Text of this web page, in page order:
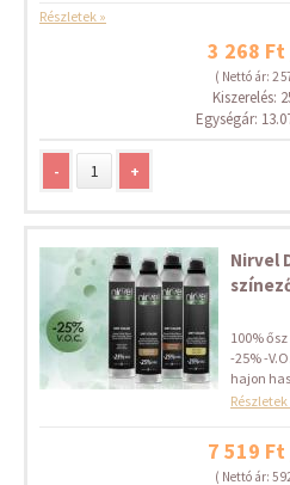
Részletek »
3 268
( Nettó ár: 2
Kiszerelés:
Egységár:
- +
Nirvel
100%
-25% -
hajon
Részletek
7 519
( Nettó ár: 5